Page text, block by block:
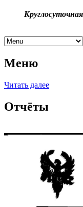
Меню
Читать далее
Отчёты